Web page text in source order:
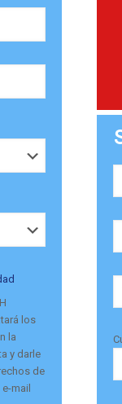
los
la
y darle
de
mail